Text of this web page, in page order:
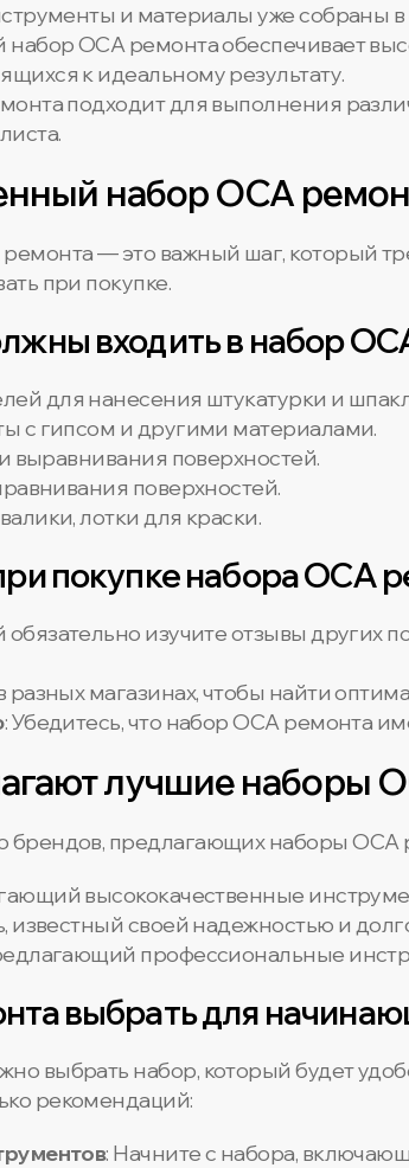
и материалы уже собраны
набор OCA ремонта обеспечивает
к идеальному результату.
подходит для выполнения
набор OCA
— это важный шаг, который
при покупке.
входить в набор
для нанесения штукатурки и
с гипсом и другими материалами.
выравнивания поверхностей.
поверхностей.
лотки для краски.
покупке набора OCA
обязательно изучите отзывы других
разных магазинах, чтобы найти
: Убедитесь, что набор OCA ремонта
лучшие наборы
предлагающих наборы OCA
высококачественные
известный своей надежностью и
профессиональные
выбрать для
выбрать набор, который будет
рекомендаций:
: Начните с набора,